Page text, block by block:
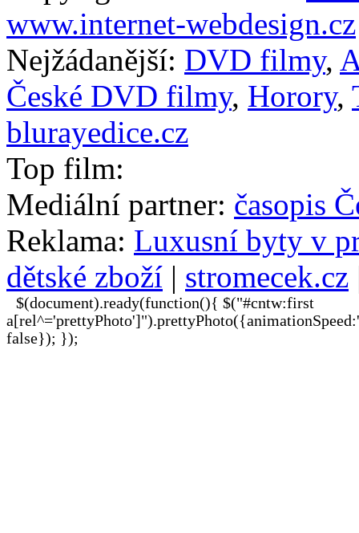
www.internet-webdesign.cz
Nejžádanější: DVD filmy,
České DVD filmy, Horory,
blurayedice.cz
Top film:
Mediální partner: časopis
Reklama: Luxusní byty v
dětské zboží | stromecek.cz
$(document).ready(function(){ $("#cntw:first
false}); });